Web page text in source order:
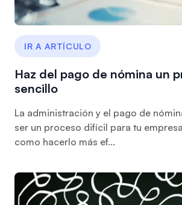
IR A ARTÍCULO
Haz del pago de nómina un
sencillo
La administración y el pago de
ser un proceso difícil para tu
como hacerlo más ef...